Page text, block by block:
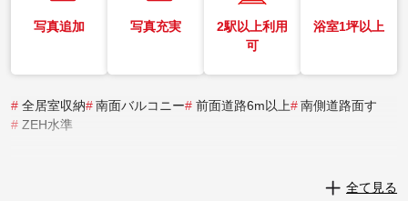
写真追加 写真充実
2駅以上利用
可
浴室1坪以上
# 全居室収納# 南面バルコニー# 前面道路6m以上# 南側道路面す
# ZEH水準
全て見る